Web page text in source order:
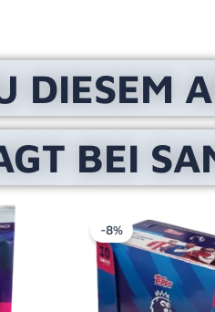
DIESEM
BEI
-8%